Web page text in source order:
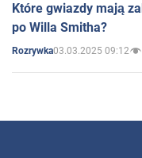
Które gwiazdy mają
po Willa Smitha?
Rozrywka03.03.2025 09:12